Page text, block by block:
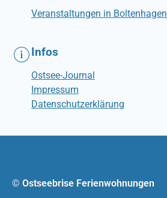
Veranstaltungen in Boltenhagen
Infos
Ostsee-Journal
Impressum
Datenschutzerklärung
© Ostseebrise Ferienwohnungen